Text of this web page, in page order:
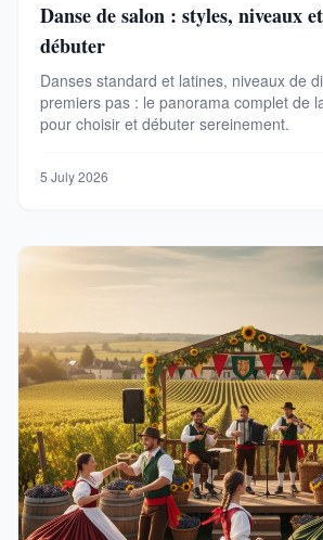
Danse de salon : styles, niveaux
débuter
Danses standard et latines, niveaux de
premiers pas : le panorama complet de
pour choisir et débuter sereinement.
5 July 2026